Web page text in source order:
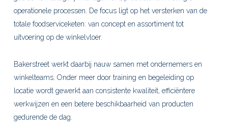
operationele processen. De focus ligt op het versterken van de
totale foodserviceketen: van concept en assortiment tot
uitvoering op de winkelvloer.
Bakerstreet werkt daarbij nauw samen met ondernemers en
winkelteams. Onder meer door training en begeleiding op
locatie wordt gewerkt aan consistente kwaliteit, efficiëntere
werkwijzen en een betere beschikbaarheid van producten
gedurende de dag.